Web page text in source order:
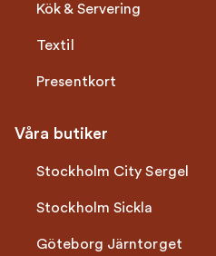
Kök & Servering
Textil
Presentkort
Våra butiker
Stockholm City Sergel
Stockholm Sickla
Göteborg Järntorget